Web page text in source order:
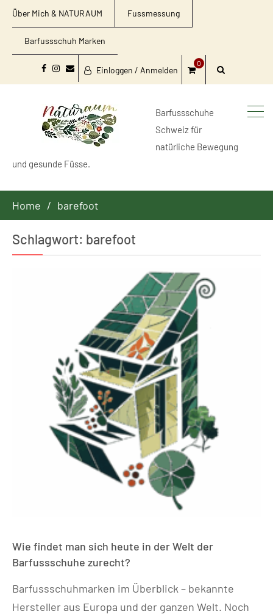
Über Mich & NATURAUM Fussmessung
Barfussschuh Marken
Facebook
Instagram
Email
Einloggen / Anmelden
0
Barfussschuhe
Schweiz für
natürliche Bewegung
und gesunde Füsse.
Home barefoot
Schlagwort: barefoot
Wie findet man sich heute in der Welt der
Barfussschuhe zurecht?
Barfussschuhmarken im Überblick – bekannte
Hersteller aus Europa und der ganzen Welt. Noch